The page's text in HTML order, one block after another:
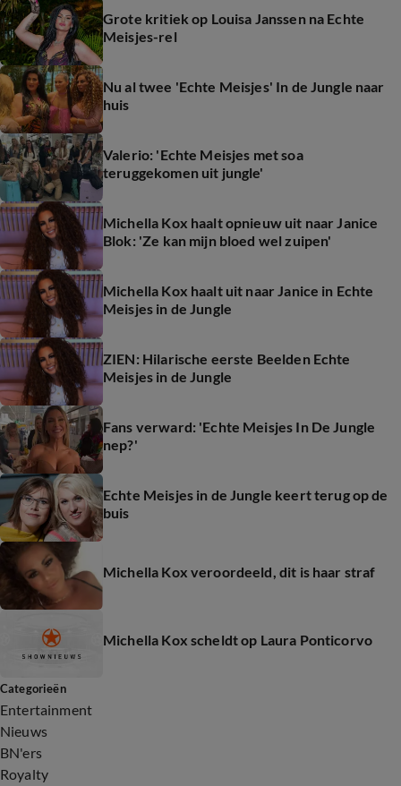
Grote kritiek op Louisa Janssen na Echte
Meisjes-rel
Nu al twee 'Echte Meisjes' In de Jungle naar
huis
Valerio: 'Echte Meisjes met soa
teruggekomen uit jungle'
Michella Kox haalt opnieuw uit naar Janice
Blok: 'Ze kan mijn bloed wel zuipen'
Michella Kox haalt uit naar Janice in Echte
Meisjes in de Jungle
ZIEN: Hilarische eerste Beelden Echte
Meisjes in de Jungle
Fans verward: 'Echte Meisjes In De Jungle
nep?'
Echte Meisjes in de Jungle keert terug op de
buis
Michella Kox veroordeeld, dit is haar straf
Michella Kox scheldt op Laura Ponticorvo
Categorieën
Entertainment
Nieuws
BN'ers
Royalty